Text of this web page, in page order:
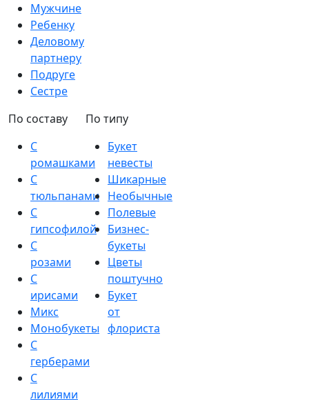
Мужчине
Ребенку
Деловому
партнеру
Подруге
Сестре
По составу
С
ромашками
С
тюльпанами
С
гипсофилой
С
розами
С
ирисами
Микс
Монобукеты
С
герберами
С
лилиями
По типу
Букет
невесты
Шикарные
Необычные
Полевые
Бизнес-
букеты
Цветы
поштучно
Букет
от
флориста